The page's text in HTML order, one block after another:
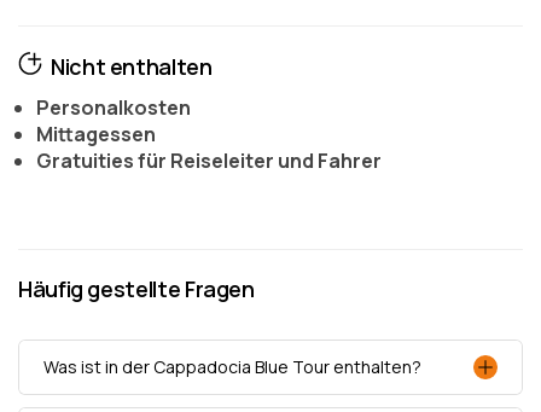
Nicht enthalten
Personalkosten
Mittagessen
Gratuities für Reiseleiter und Fahrer
Häufig gestellte Fragen
Was ist in der Cappadocia Blue Tour enthalten?